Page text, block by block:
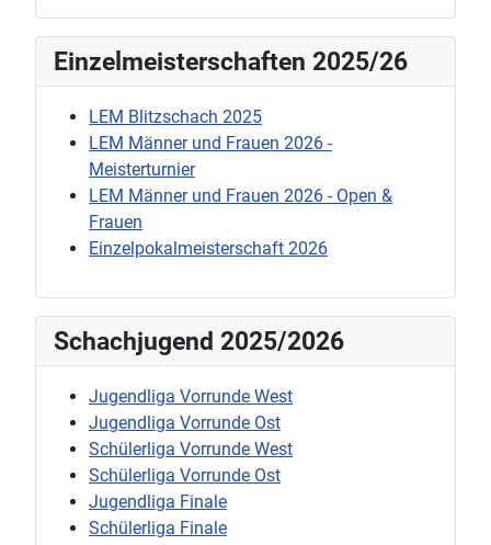
Einzelmeisterschaften 2025/26
LEM Blitzschach 2025
LEM Männer und Frauen 2026 -
Meisterturnier
LEM Männer und Frauen 2026 - Open &
Frauen
Einzelpokalmeisterschaft 2026
Schachjugend 2025/2026
Jugendliga Vorrunde West
Jugendliga Vorrunde Ost
Schülerliga Vorrunde West
Schülerliga Vorrunde Ost
Jugendliga Finale
Schülerliga Finale